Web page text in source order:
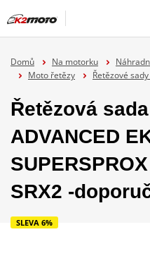
Domů Na motorku
Moto řetězy
Řetězové
Řetězová
ADVANCED
SRX2 -
SLEVA 6%